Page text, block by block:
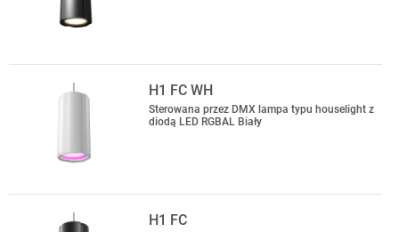
H1 FC WH
Sterowana przez DMX lampa typu houselight z
diodą LED RGBAL Biały
H1 FC